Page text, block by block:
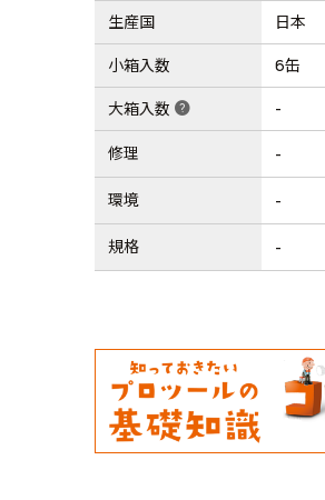
生産国 日本
小箱入数 6缶
大箱入数 help -
修理 -
環境 -
規格 -